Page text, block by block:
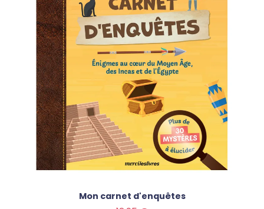
Mon carnet d'enquêtes